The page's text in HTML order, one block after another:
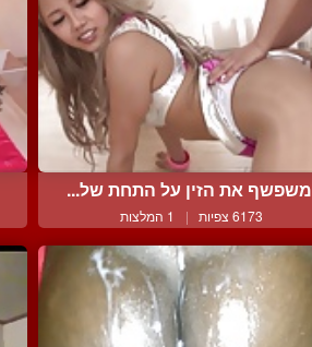
משפשף את הזין על התחת של...
6173 צפיות | 1 המלצות